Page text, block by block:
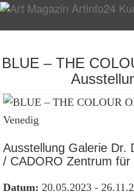
BLUE – THE
Ausstellung Galerie Dr.
/ CADORO Zentrum
Datum: 20.05.2023 -